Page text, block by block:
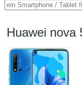
Huawei nova